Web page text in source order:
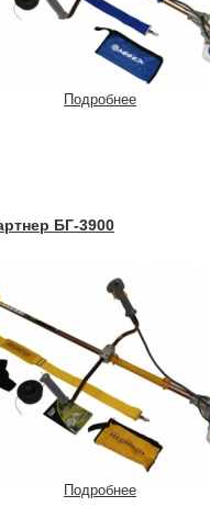
Подробнее
БГ-3900
Подробнее